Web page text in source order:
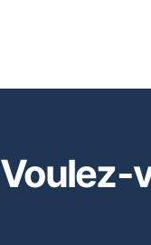
Voulez-